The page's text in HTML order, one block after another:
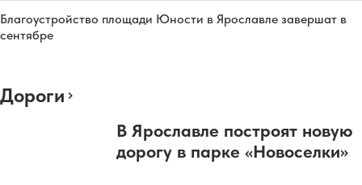
Благоустройство площади Юности в Ярославле завершат в
сентябре
Дороги
В Ярославле построят новую
дорогу в парке «Новоселки»